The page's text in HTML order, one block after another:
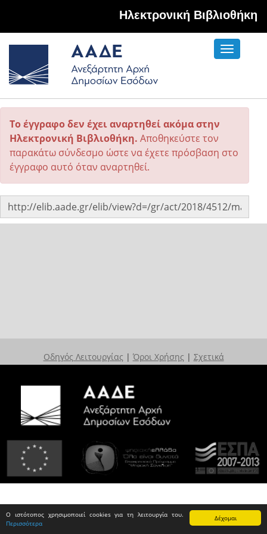
Δέχομαι
Ο ιστότοπος χρησιμοποιεί cookies για τη λειτουργία του.
Περισσότερα
Hλεκτρονική Βιβλιοθήκη
Toggle
Το έγγραφο δεν έχει αναρτηθεί ακόμα στην
Ηλεκτρονική Βιβλιοθήκη. Αποθηκεύστε τον
παρακάτω σύνδεσμο ώστε να έχετε πρόσβαση στο
έγγραφο αυτό όταν αναρτηθεί.
Οδηγός Λειτουργίας | Όροι Χρήσης | Σχετικά